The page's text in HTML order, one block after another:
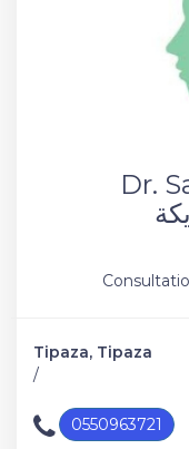
Dr.
Tipaza, Tipaza
/
0550963721